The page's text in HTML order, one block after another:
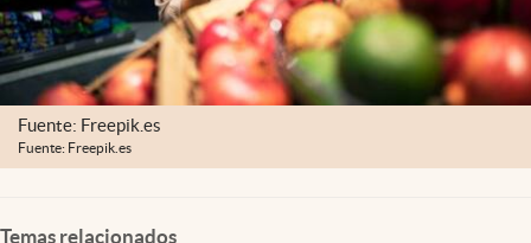
Fuente: Freepik.es
Fuente: Freepik.es
Temas relacionados